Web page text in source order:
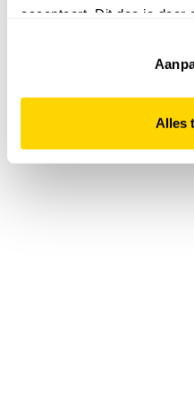
accepteert. Dit doe je door
website niet optimaal
Alles